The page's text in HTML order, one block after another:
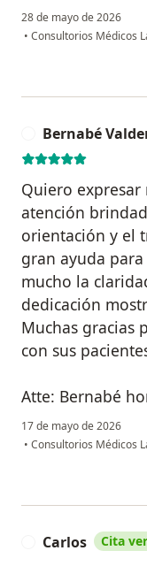
28 de mayo de 2026
• Consultorios Médicos
Bernabé
Quiero
atención
orientación y el
gran ayuda
mucho la
dedicación
Muchas gracias
con sus
Atte: Bernabé
17 de mayo de 2026
• Consultorios Médicos
Carlos Cita